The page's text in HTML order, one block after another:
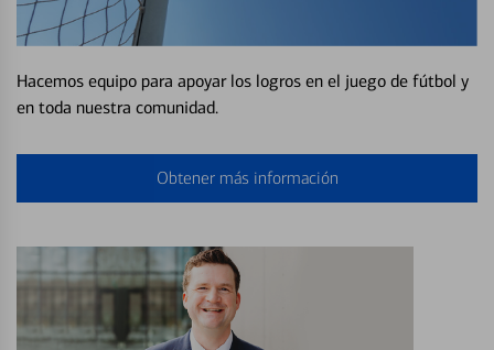
Hacemos equipo para apoyar los logros en el juego de fútbol y
en toda nuestra comunidad.
Obtener más información